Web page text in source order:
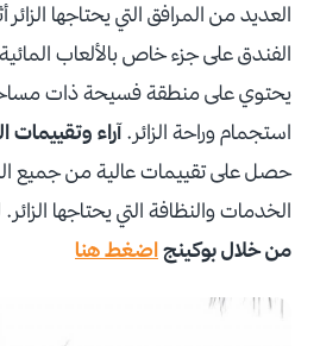
العديد من المرافق التي يحتاجها
الفندق على جزء خاص بالألعاب المائية
يحتوي على منطقة فسيحة ذات
استجمام وراحة الزائر.آراء وتقييمات
حصل على تقييمات عالية من جميع
الخدمات والنظافة التي يحتاجها الزائر.
من خلال بوكينجاضغط هنا